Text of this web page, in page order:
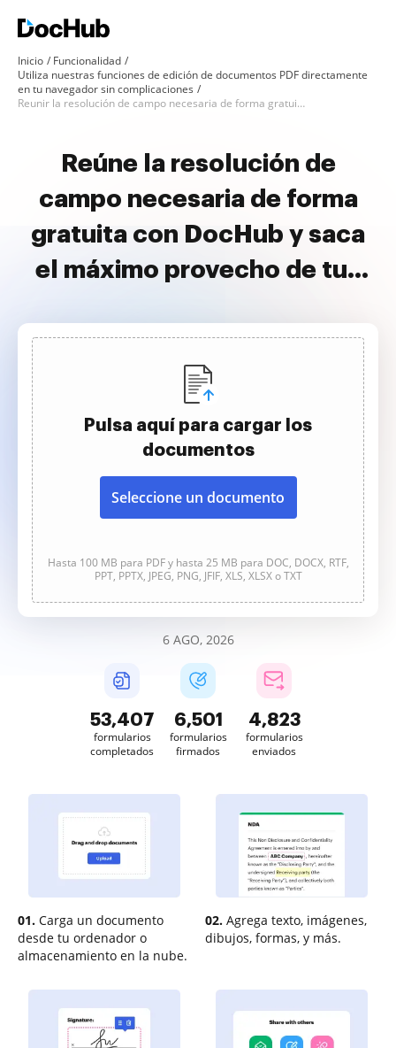
Inicio
Funcionalidad
Utiliza nuestras funciones de edición de documentos PDF directamente
en tu navegador sin complicaciones
Reunir la resolución de campo necesaria de forma gratuita
Reúne la resolución de
campo necesaria de forma
gratuita con DocHub y saca
el máximo provecho de tus
Pulsa aquí para cargar los
documentos
Seleccione un documento
Hasta 100 MB para PDF y hasta 25 MB para DOC, DOCX, RTF,
PPT, PPTX, JPEG, PNG, JFIF, XLS, XLSX o TXT
6 AGO, 2026
53,408
formularios
completados
6,502
formularios
firmados
4,823
formularios
enviados
01. Carga un documento
desde tu ordenador o
almacenamiento en la nube.
02. Agrega texto, imágenes,
dibujos, formas, y más.